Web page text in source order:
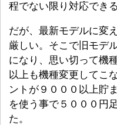
程でない限り対応でき
だが、最新モデルに変
厳しい。そこで旧モデ
になり、思い切って機
以上も機種変更してこ
ントが９０００以上貯
を使う事で５０００円
た。